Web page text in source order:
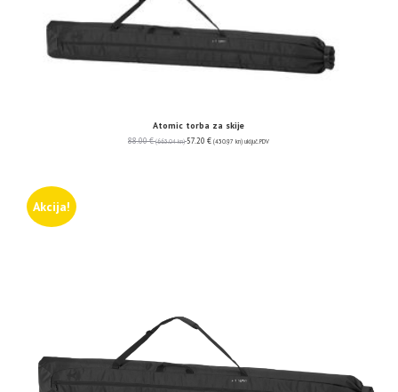
Atomic torba za skije
88.00€ (663.04 kn) 57.20 € (430.97 kn) uključ. PDV
Akcija!